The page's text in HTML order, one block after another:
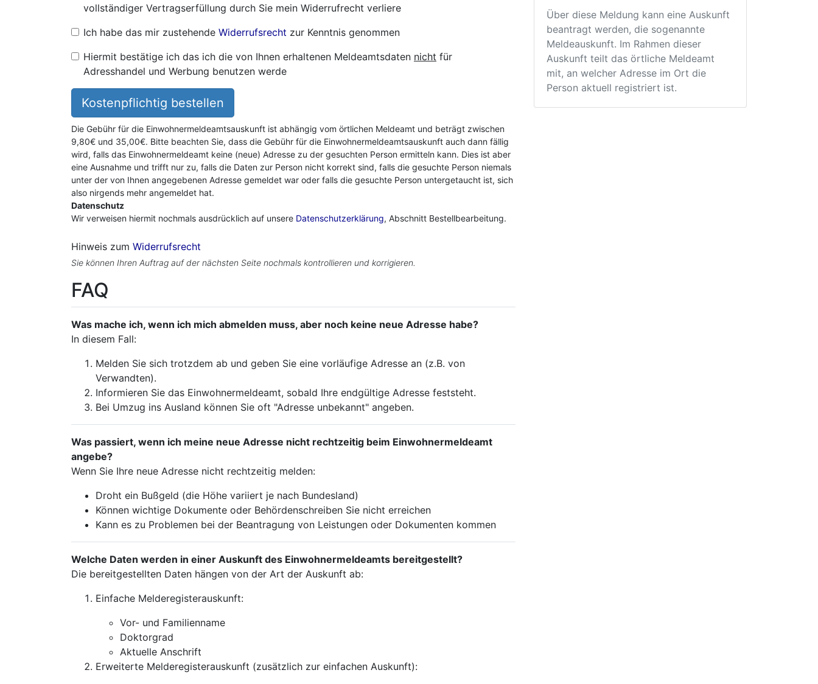
vollständiger Vertragserfüllung durch Sie mein Widerrufrecht verliere
Ich habe das mir zustehende Widerrufsrecht zur Kenntnis genommen
Hiermit bestätige ich das ich die von Ihnen erhaltenen Meldeamtsdaten nicht für
Adresshandel und Werbung benutzen werde
Kostenpflichtig bestellen
Die Gebühr für die Einwohnermeldeamtsauskunft ist abhängig vom örtlichen Meldeamt und beträgt zwischen
9,80€ und 35,00€. Bitte beachten Sie, dass die Gebühr für die Einwohnermeldeamtsauskunft auch dann fällig
wird, falls das Einwohnermeldeamt keine (neue) Adresse zu der gesuchten Person ermitteln kann. Dies ist aber
eine Ausnahme und trifft nur zu, falls die Daten zur Person nicht korrekt sind, falls die gesuchte Person niemals
unter der von Ihnen angegebenen Adresse gemeldet war oder falls die gesuchte Person untergetaucht ist, sich
also nirgends mehr angemeldet hat.
Datenschutz
Wir verweisen hiermit nochmals ausdrücklich auf unsere Datenschutzerklärung, Abschnitt Bestellbearbeitung.
Hinweis zum Widerrufsrecht
Sie können Ihren Auftrag auf der nächsten Seite nochmals kontrollieren und korrigieren.
FAQ
Was mache ich, wenn ich mich abmelden muss, aber noch keine neue Adresse habe?
In diesem Fall:
Melden Sie sich trotzdem ab und geben Sie eine vorläufige Adresse an (z.B. von
Verwandten).
Informieren Sie das Einwohnermeldeamt, sobald Ihre endgültige Adresse feststeht.
Bei Umzug ins Ausland können Sie oft "Adresse unbekannt" angeben.
Was passiert, wenn ich meine neue Adresse nicht rechtzeitig beim Einwohnermeldeamt
angebe?
Wenn Sie Ihre neue Adresse nicht rechtzeitig melden:
Droht ein Bußgeld (die Höhe variiert je nach Bundesland)
Können wichtige Dokumente oder Behördenschreiben Sie nicht erreichen
Kann es zu Problemen bei der Beantragung von Leistungen oder Dokumenten kommen
Welche Daten werden in einer Auskunft des Einwohnermeldeamts bereitgestellt?
Die bereitgestellten Daten hängen von der Art der Auskunft ab:
Einfache Melderegisterauskunft:
Vor- und Familienname
Doktorgrad
Aktuelle Anschrift
Erweiterte Melderegisterauskunft (zusätzlich zur einfachen Auskunft):
Über diese Meldung kann eine Auskunft
beantragt werden, die sogenannte
Meldeauskunft. Im Rahmen dieser
Auskunft teilt das örtliche Meldeamt
mit, an welcher Adresse im Ort die
Person aktuell registriert ist.